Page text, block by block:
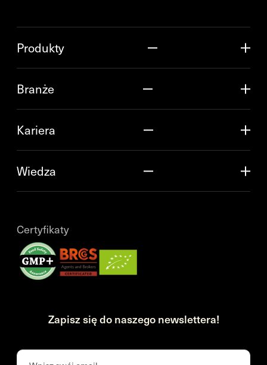
Produkty
Branże
Kariera
Wiedza
Certyfikaty
Zapisz się do naszego newslettera!